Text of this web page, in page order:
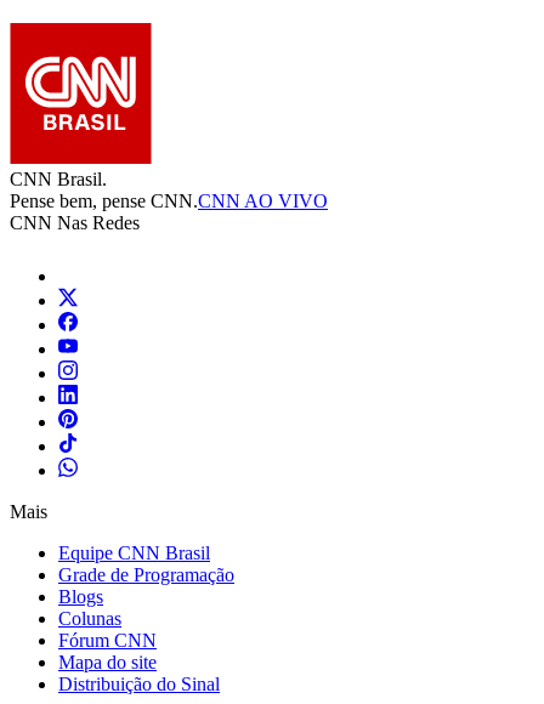
CNN Brasil.
Pense bem, pense CNN.CNN AO VIVO
CNN Nas Redes
Mais
Equipe CNN Brasil
Grade de Programação
Blogs
Colunas
Fórum CNN
Mapa do site
Distribuição do Sinal